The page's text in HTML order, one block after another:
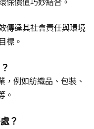
保價值巧妙結合。
傳達其社會責任與環境
標。
，例如紡織品、包裝、
。
？